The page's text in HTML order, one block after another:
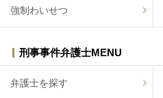
強制わいせつ
刑事事件弁護士MENU
弁護士を探す